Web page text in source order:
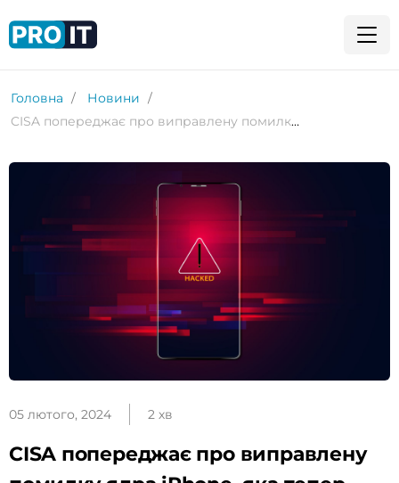
Головна
Новини
CISA попереджає про виправлену помилку ядра iPhone, яка тепер використовується в атаках
05 лютого, 2024 2 хв
CISA попереджає про виправлену